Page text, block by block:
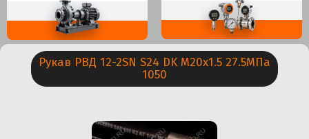
Рукав РВД 12-2SN S24 DK М20х1.5 27.5МПа
1050